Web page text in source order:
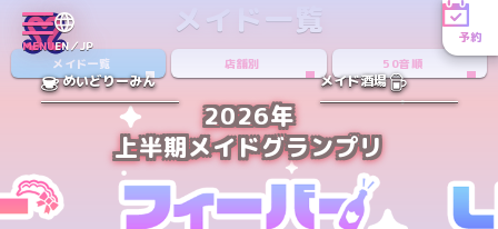
MENUEN／JP
予約
めいどりーみん メイド酒場
メイド一覧
メイド一覧 店舗別 50音順
2026年
上半期メイドグランプリ